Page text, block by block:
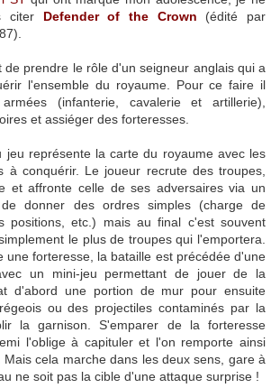
citer Defender of the Crown (édité par
de prendre le rôle d'un seigneur anglais qui a
l'ensemble du royaume. Pour ce faire il
(infanterie, cavalerie et artillerie),
et assiéger des forteresses.
jeu représente la carte du royaume avec les
à conquérir. Le joueur recrute des troupes,
et affronte celle de ses adversaires via un
donner des ordres simples (charge de
positions, etc.) mais au final c'est souvent
le plus de troupes qui l'emportera.
une forteresse, la bataille est précédée d'une
un mini-jeu permettant de jouer de la
d'abord une portion de mur pour ensuite
ou des projectiles contaminés par la
la garnison. S'emparer de la forteresse
l'oblige à capituler et l'on remporte ainsi
cela marche dans les deux sens, gare à
ne soit pas la cible d'une attaque surprise !